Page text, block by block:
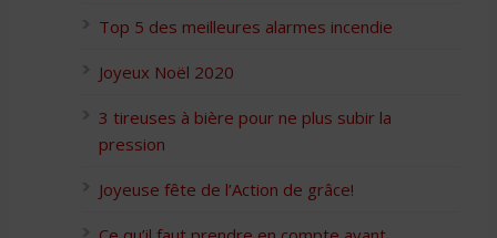
Top 5 des meilleures alarmes incendie
Joyeux Noël 2020
3 tireuses à bière pour ne plus subir la
pression
Joyeuse fête de l’Action de grâce!